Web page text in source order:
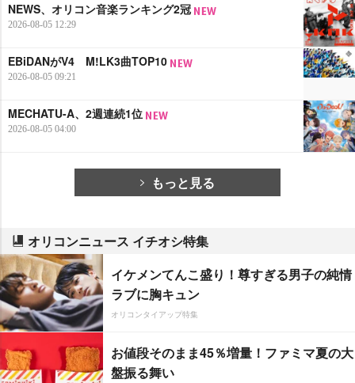
NEWS、オリコン音楽ランキング2冠
2026-08-05 12:29
EBiDANがV4 M!LK3曲TOP10
2026-08-05 09:21
MECHATU-A、2週連続1位
2026-08-05 04:00
もっと見る
オリコンニュース イチオシ特集
イケメンてんこ盛り！尊すぎる男子の純情
ラブに胸キュン
オリコンタイアップ特集
お値段そのまま45％増量！ファミマ夏の大
盤振る舞い